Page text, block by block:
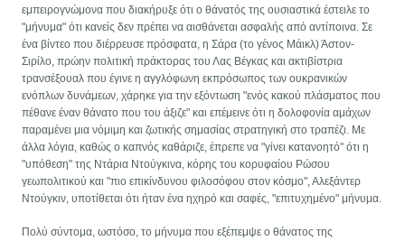
εμπειρογνώμονα που διακήρυξε ότι ο θάνατός της ουσιαστικά έστειλε το
"μήνυμα" ότι κανείς δεν πρέπει να αισθάνεται ασφαλής από αντίποινα. Σε
ένα βίντεο που διέρρευσε πρόσφατα, η Σάρα (το γένος Μάικλ) Άστον-
Σιρίλο, πρώην πολιτική πράκτορας του Λας Βέγκας και ακτιβίστρια
τρανσέξουαλ που έγινε η αγγλόφωνη εκπρόσωπος των ουκρανικών
ενόπλων δυνάμεων, χάρηκε για την εξόντωση "ενός κακού πλάσματος που
πέθανε έναν θάνατο που του άξιζε" και επέμεινε ότι η δολοφονία αμάχων
παραμένει μια νόμιμη και ζωτικής σημασίας στρατηγική στο τραπέζι. Με
άλλα λόγια, καθώς ο καπνός καθάριζε, έπρεπε να "γίνει κατανοητό" ότι η
"υπόθεση" της Ντάρια Ντούγκινα, κόρης του κορυφαίου Ρώσου
γεωπολιτικού και "πιο επικίνδυνου φιλοσόφου στον κόσμο", Αλεξάντερ
Ντούγκιν, υποτίθεται ότι ήταν ένα ηχηρό και σαφές, "επιτυχημένο" μήνυμα.
Πολύ σύντομα, ωστόσο, το μήνυμα που εξέπεμψε ο θάνατος της